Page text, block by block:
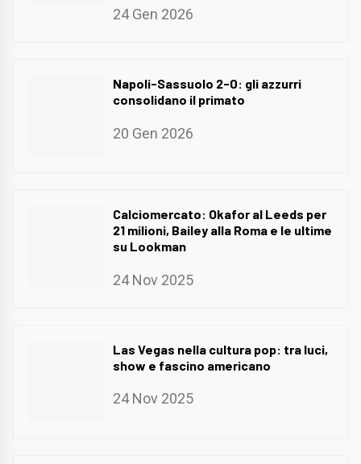
24 Gen 2026
Napoli-Sassuolo 2-0: gli azzurri
consolidano il primato
20 Gen 2026
Calciomercato: Okafor al Leeds per
21 milioni, Bailey alla Roma e le ultime
su Lookman
24 Nov 2025
Las Vegas nella cultura pop: tra luci,
show e fascino americano
24 Nov 2025